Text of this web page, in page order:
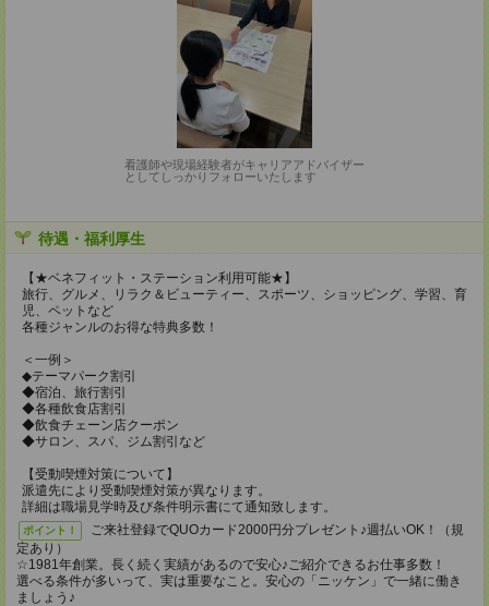
看護師や現場経験者がキャリアアドバイザー
としてしっかりフォローいたします
待遇・福利厚生
【★ベネフィット・ステーション利用可能★】
旅行、グルメ、リラク＆ビューティー、スポーツ、ショッピング、学習、育
児、ペットなど
各種ジャンルのお得な特典多数！
＜一例＞
◆テーマパーク割引
◆宿泊、旅行割引
◆各種飲食店割引
◆飲食チェーン店クーポン
◆サロン、スパ、ジム割引など
【受動喫煙対策について】
派遣先により受動喫煙対策が異なります。
詳細は職場見学時及び条件明示書にて通知致します。
ポイント！
ご来社登録でQUOカード2000円分プレゼント♪週払いOK！（規
定あり）
☆1981年創業。長く続く実績があるので安心♪ご紹介できるお仕事多数！
選べる条件が多いって、実は重要なこと。安心の「ニッケン」で一緒に働き
ましょう♪